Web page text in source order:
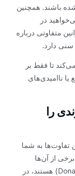
باشند. همچنین
در
متفاوتی درباره
دارد.
تا فقط بر
یا ناامیدی‌های
را
تفاوت‌ها به شما
از آن‌ها
گزینه‌های ساده مبتنی بر کمک بلاعوض (Donation) هستند، در